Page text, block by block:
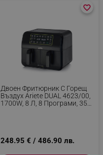
Двоен Фритюрник С Горещ
Въздух Ariete DUAL 4623/00,
1700W, 8 Л, 8 Програми, 35-
248.95 € / 486.90 лв.
favorite_border
favorite_border
.alleop.bg